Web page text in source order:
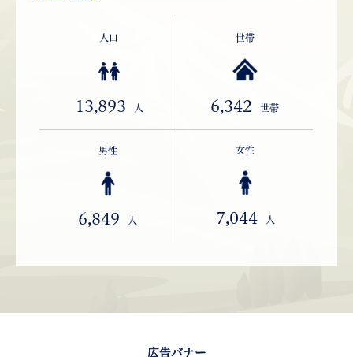
人口
13,893 人
男性
6,849 人
女性
7,044 人
世帯
6,342 世帯
広告バナー